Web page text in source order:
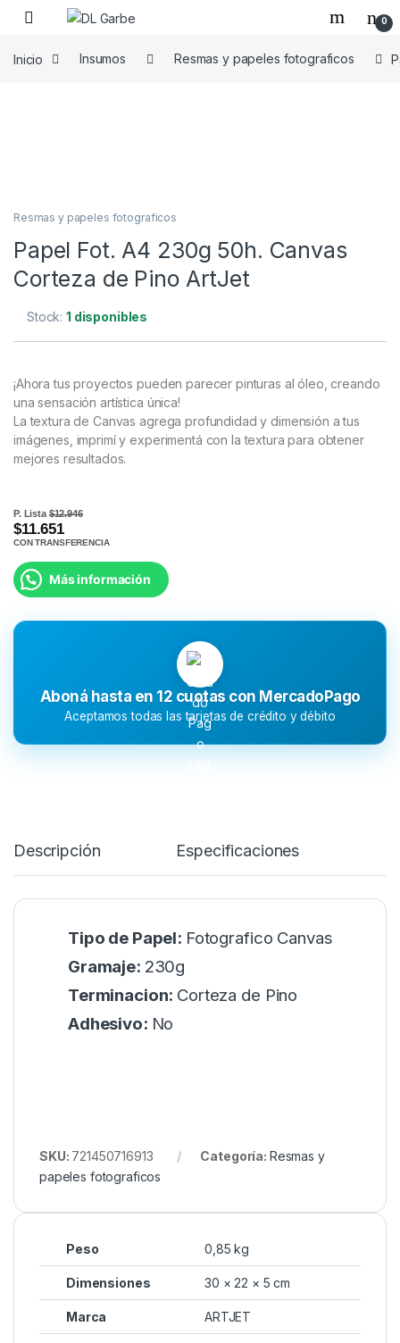
0
Inicio Insumos Resmas y papeles fotograficos
Resmas y papeles fotograficos
Papel Fot. A4 230g 50h. Canvas
Corteza de Pino ArtJet
Stock:1 disponibles
¡Ahora tus proyectos pueden parecer pinturas al óleo, creando
una sensación artística única!
La textura de Canvas agrega profundidad y dimensión a tus
imágenes, imprimí y experimentá con la textura para obtener
mejores resultados.
P. Lista$12.946
$11.651
CON TRANSFERENCIA
Más información
Aboná hasta en 12 cuotas con MercadoPago
Aceptamos todas las tarjetas de crédito y débito
Descripción Especificaciones
Tipo de Papel: Fotografico Canvas
Gramaje: 230g
Terminacion: Corteza de Pino
Adhesivo: No
SKU: 721450716913 Categoría: Resmas y
papeles fotograficos
Peso 0,85 kg
Dimensiones 30 × 22 × 5 cm
Marca ARTJET